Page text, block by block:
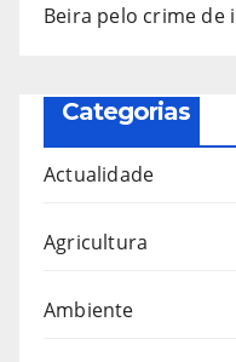
Beira pelo crime de
Categorias
Actualidade
Agricultura
Ambiente